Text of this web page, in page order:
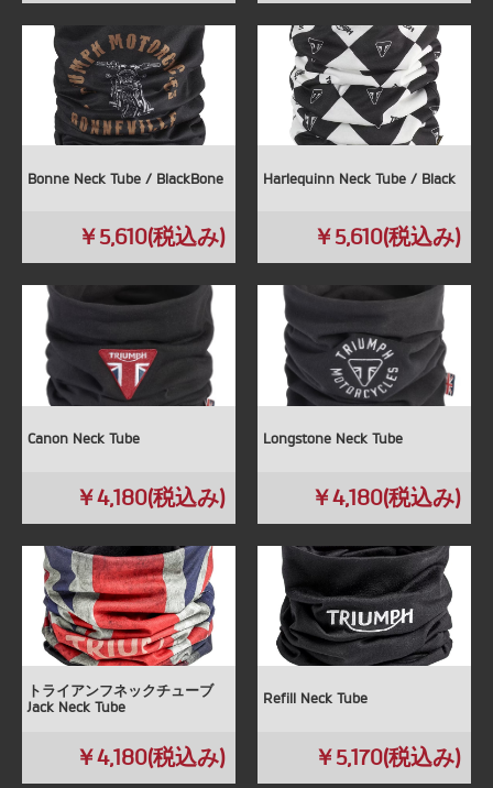
Bonne Neck Tube / BlackBone
￥5,610(税込み)
Harlequinn Neck Tube / Black
￥5,610(税込み)
Canon Neck Tube
￥4,180(税込み)
Longstone Neck Tube
￥4,180(税込み)
トライアンフネックチューブ
Jack Neck Tube
￥4,180(税込み)
Refill Neck Tube
￥5,170(税込み)